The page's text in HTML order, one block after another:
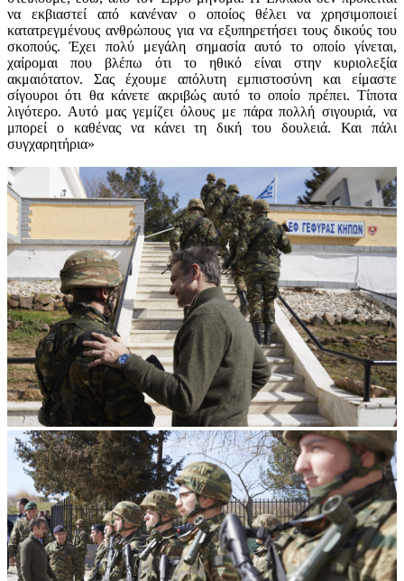
να εκβιαστεί από κανέναν ο οποίος θέλει να χρησιμοποιεί
κατατρεγμένους ανθρώπους για να εξυπηρετήσει τους δικούς του
σκοπούς. Έχει πολύ μεγάλη σημασία αυτό το οποίο γίνεται,
χαίρομαι που βλέπω ότι το ηθικό είναι στην κυριολεξία
ακμαιότατον. Σας έχουμε απόλυτη εμπιστοσύνη και είμαστε
σίγουροι ότι θα κάνετε ακριβώς αυτό το οποίο πρέπει. Τίποτα
λιγότερο. Αυτό μας γεμίζει όλους με πάρα πολλή σιγουριά, να
μπορεί ο καθένας να κάνει τη δική του δουλειά. Και πάλι
συγχαρητήρια»